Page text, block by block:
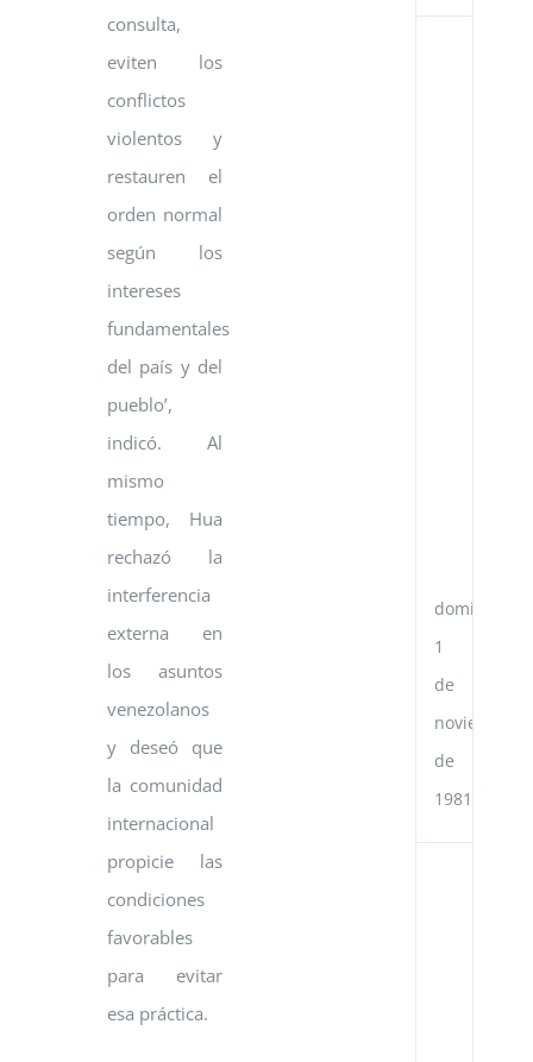
consulta,
eviten los
conflictos
violentos y
restauren el
orden normal
según los
intereses
fundamentales
del país y del
pueblo’,
indicó. Al
mismo
tiempo, Hua
rechazó la
interferencia
externa en
los asuntos
venezolanos
y deseó que
la comunidad
internacional
propicie las
condiciones
favorables
para evitar
esa práctica.
domingo,
1
de
noviembre
de
1981